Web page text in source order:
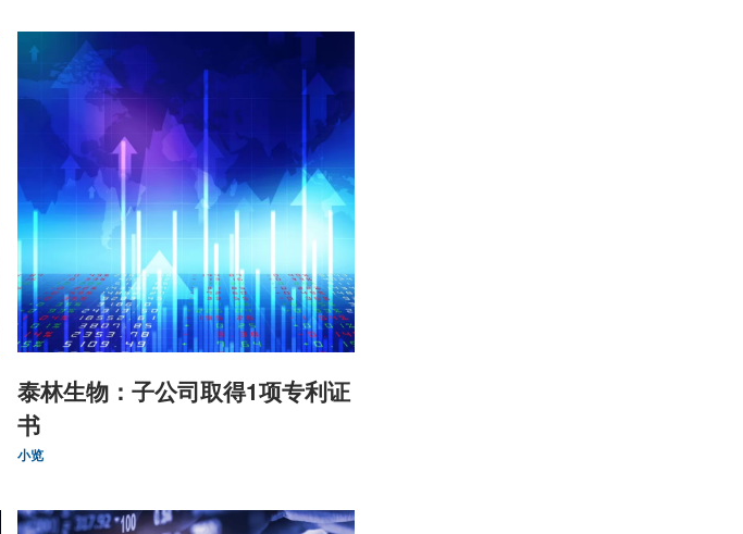
泰林生物：子公司取得1项专利证
书
小览